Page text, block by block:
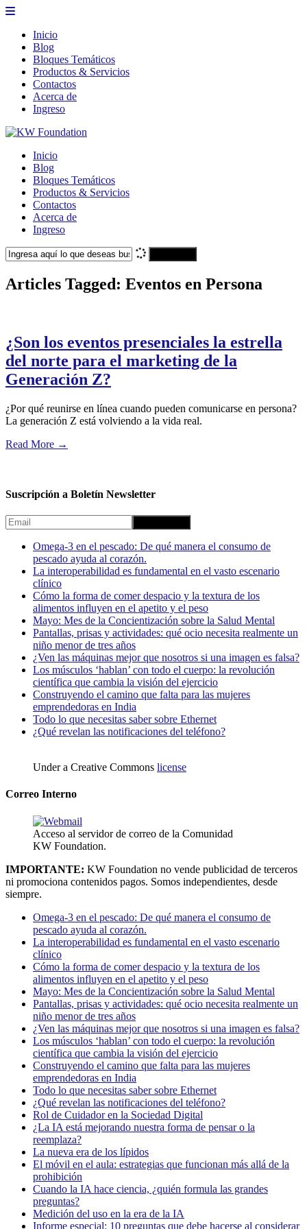
Inicio
Blog
Bloques Temáticos
Productos & Servicios
Contactos
Acerca de
Ingreso
Inicio
Blog
Bloques Temáticos
Productos & Servicios
Contactos
Acerca de
Ingreso
Articles Tagged: Eventos en Persona
¿Son los eventos presenciales la estrella
del norte para el marketing de la
Generación Z?
¿Por qué reunirse en línea cuando pueden comunicarse en persona?
La generación Z está volviendo a la vida real.
Read More →
Suscripción a Boletín Newsletter
Omega-3 en el pescado: De qué manera el consumo de
pescado ayuda al corazón.
La interoperabilidad es fundamental en el vasto escenario
clínico
Cómo la forma de comer despacio y la textura de los
alimentos influyen en el apetito y el peso
Mayo: Mes de la Concientización sobre la Salud Mental
Pantallas, prisas y actividades: qué ocio necesita realmente un
niño menor de tres años
¿Ven las máquinas mejor que nosotros si una imagen es falsa?
Los músculos ‘hablan’ con todo el cuerpo: la revolución
científica que cambia la visión del ejercicio
Construyendo el camino que falta para las mujeres
emprendedoras en India
Todo lo que necesitas saber sobre Ethernet
¿Qué revelan las notificaciones del teléfono?
Under a Creative Commons license
Correo Interno
Acceso al servidor de correo de la Comunidad
KW Foundation.
IMPORTANTE: KW Foundation no vende publicidad de terceros
ni promociona contenidos pagos. Somos independientes, desde
siempre.
Omega-3 en el pescado: De qué manera el consumo de
pescado ayuda al corazón.
La interoperabilidad es fundamental en el vasto escenario
clínico
Cómo la forma de comer despacio y la textura de los
alimentos influyen en el apetito y el peso
Mayo: Mes de la Concientización sobre la Salud Mental
Pantallas, prisas y actividades: qué ocio necesita realmente un
niño menor de tres años
¿Ven las máquinas mejor que nosotros si una imagen es falsa?
Los músculos ‘hablan’ con todo el cuerpo: la revolución
científica que cambia la visión del ejercicio
Construyendo el camino que falta para las mujeres
emprendedoras en India
Todo lo que necesitas saber sobre Ethernet
¿Qué revelan las notificaciones del teléfono?
Rol de Cuidador en la Sociedad Digital
¿La IA está mejorando nuestra forma de pensar o la
reemplaza?
La nueva era de los lípidos
El móvil en el aula: estrategias que funcionan más allá de la
prohibición
Cuando la IA hace ciencia, ¿quién formula las grandes
preguntas?
Medición del uso en la era de la IA
Informe especial: 10 preguntas que debe hacerse al considerar